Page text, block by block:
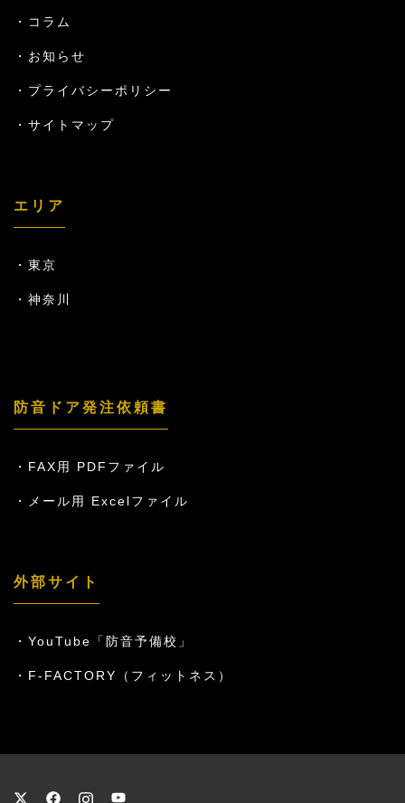
コラム
お知らせ
プライバシーポリシー
サイトマップ
エリア
東京
神奈川
防音ドア発注依頼書
FAX用 PDFファイル
メール用 Excelファイル
外部サイト
YouTube「防音予備校」
F-FACTORY（フィットネス）